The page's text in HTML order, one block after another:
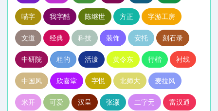
喵字 我字酷 陈继世 方正 字游工房
文道 经典 科技 装饰 安托 刻石录
中研院 粗的 活泼 黄令东 行楷 衬线
中国风 欣喜堂 字悦 北师大 麦拉风
米开 可爱 汉呈 张灏 二字元 富汉通